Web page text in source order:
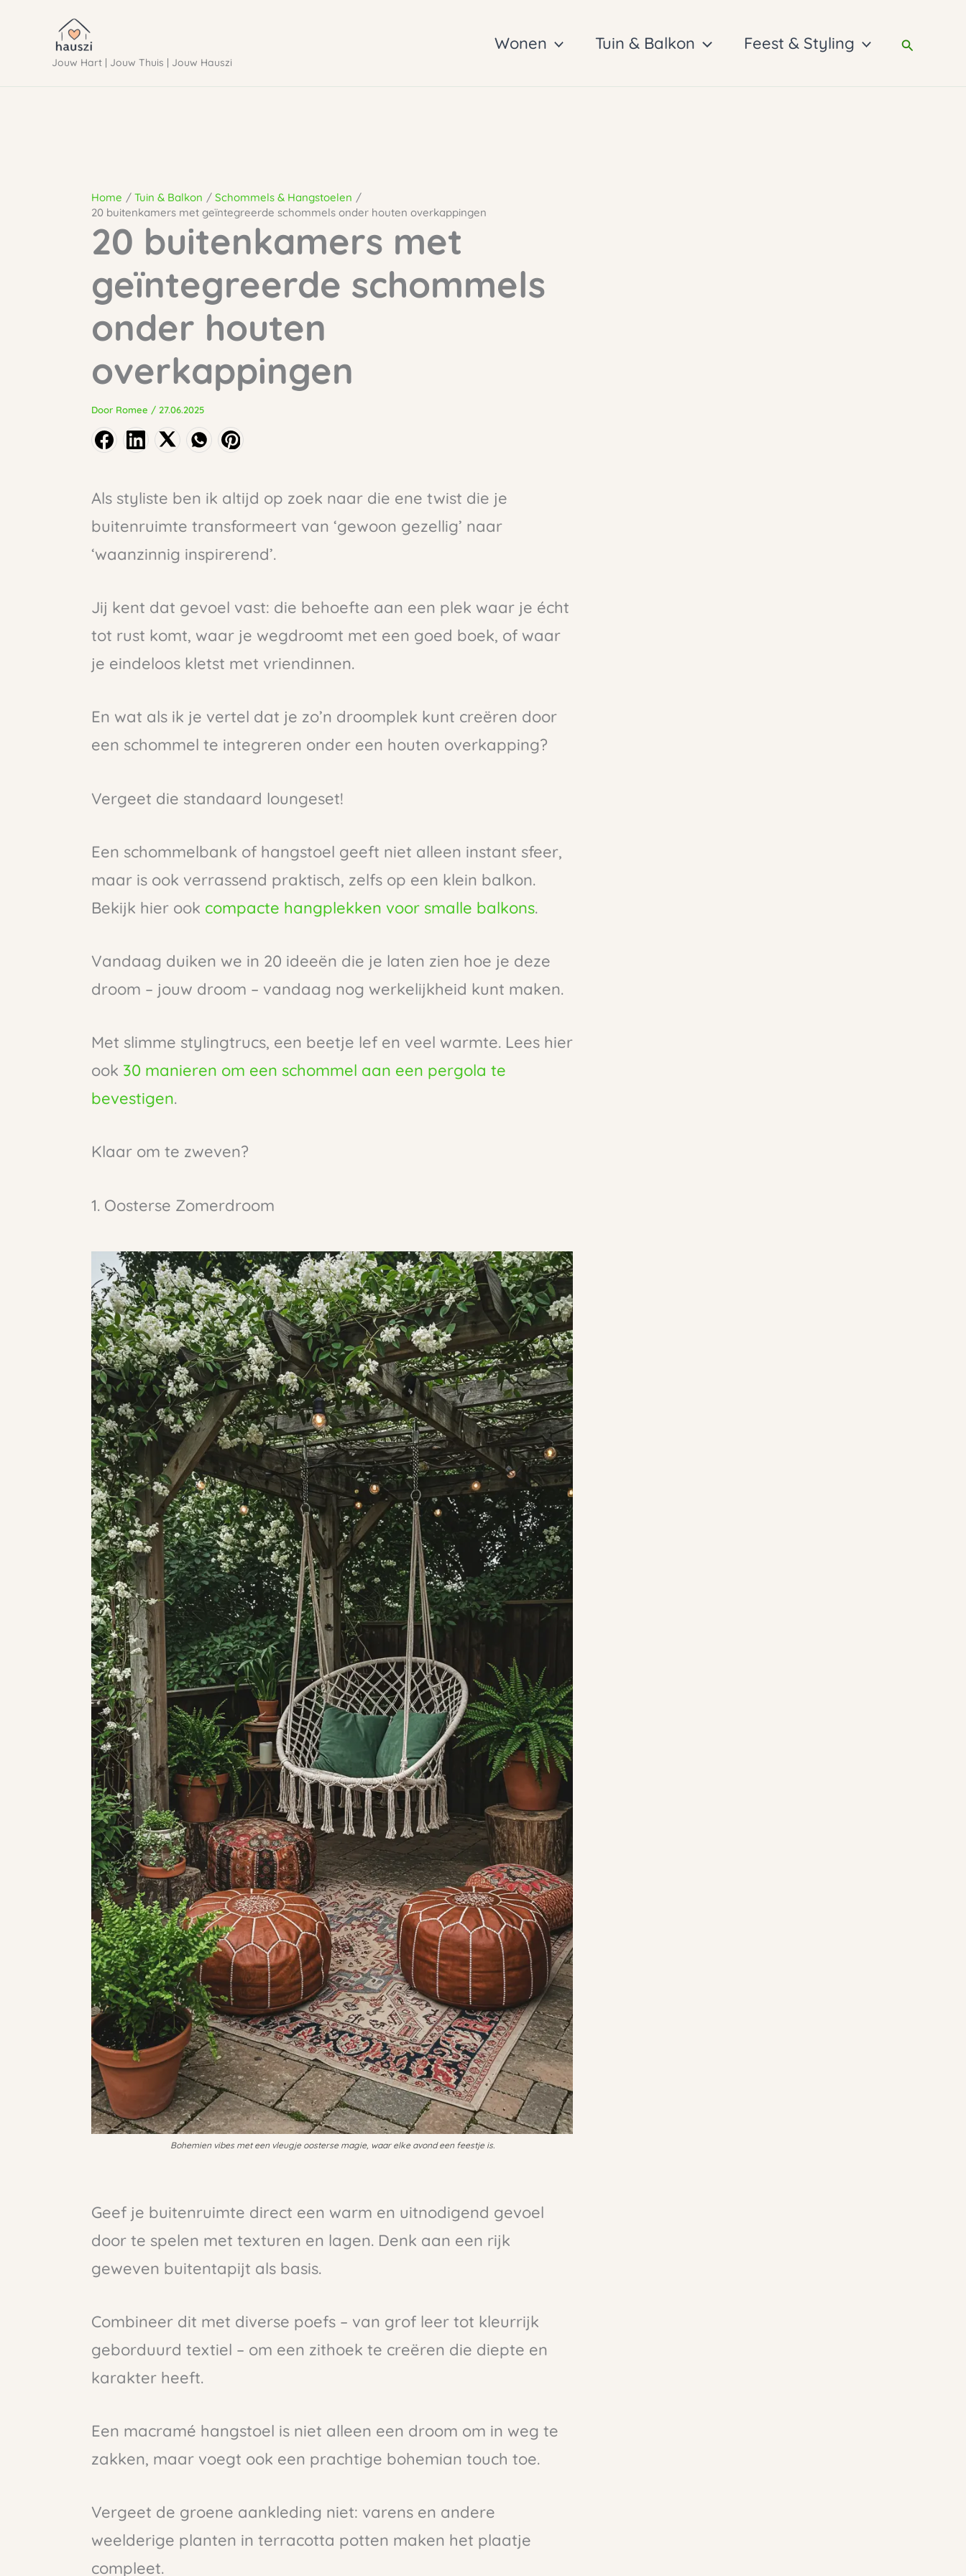
Jouw Hart | Jouw Thuis | Jouw Hauszi
Wonen Tuin & Balkon Feest & Styling Zoeken
Home Tuin & Balkon
Schommels & Hangstoelen
20 buitenkamers met geïntegreerde schommels onder houten overkappingen
20 buitenkamers met
geïntegreerde schommels
onder houten
overkappingen
Door Romee / 27.06.2025
Als styliste ben ik altijd op zoek naar die ene twist die je
buitenruimte transformeert van ‘gewoon gezellig’ naar
‘waanzinnig inspirerend’.
Jij kent dat gevoel vast: die behoefte aan een plek waar je écht
tot rust komt, waar je wegdroomt met een goed boek, of waar
je eindeloos kletst met vriendinnen.
En wat als ik je vertel dat je zo’n droomplek kunt creëren door
een schommel te integreren onder een houten overkapping?
Vergeet die standaard loungeset!
Een schommelbank of hangstoel geeft niet alleen instant sfeer,
maar is ook verrassend praktisch, zelfs op een klein balkon.
Bekijk hier ook compacte hangplekken voor smalle balkons.
Vandaag duiken we in 20 ideeën die je laten zien hoe je deze
droom – jouw droom – vandaag nog werkelijkheid kunt maken.
Met slimme stylingtrucs, een beetje lef en veel warmte. Lees hier
ook 30 manieren om een schommel aan een pergola te
bevestigen.
Klaar om te zweven?
1. Oosterse Zomerdroom
Bohemien vibes met een vleugje oosterse magie, waar elke avond een feestje is.
Geef je buitenruimte direct een warm en uitnodigend gevoel
door te spelen met texturen en lagen. Denk aan een rijk
geweven buitentapijt als basis.
Combineer dit met diverse poefs – van grof leer tot kleurrijk
geborduurd textiel – om een zithoek te creëren die diepte en
karakter heeft.
Een macramé hangstoel is niet alleen een droom om in weg te
zakken, maar voegt ook een prachtige bohemian touch toe.
Vergeet de groene aankleding niet: varens en andere
weelderige planten in terracotta potten maken het plaatje
compleet.